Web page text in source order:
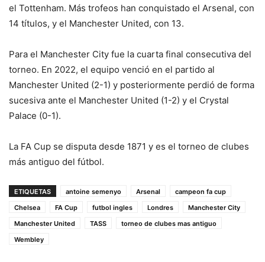
el Tottenham. Más trofeos han conquistado el Arsenal, con
14 títulos, y el Manchester United, con 13.
Para el Manchester City fue la cuarta final consecutiva del
torneo. En 2022, el equipo venció en el partido al
Manchester United (2-1) y posteriormente perdió de forma
sucesiva ante el Manchester United (1-2) y el Crystal
Palace (0-1).
La FA Cup se disputa desde 1871 y es el torneo de clubes
más antiguo del fútbol.
ETIQUETAS antoine semenyo Arsenal
campeon fa cup
Chelsea
FA Cup futbol ingles Londres
Manchester City
Manchester United
TASS
torneo de clubes mas antiguo
Wembley